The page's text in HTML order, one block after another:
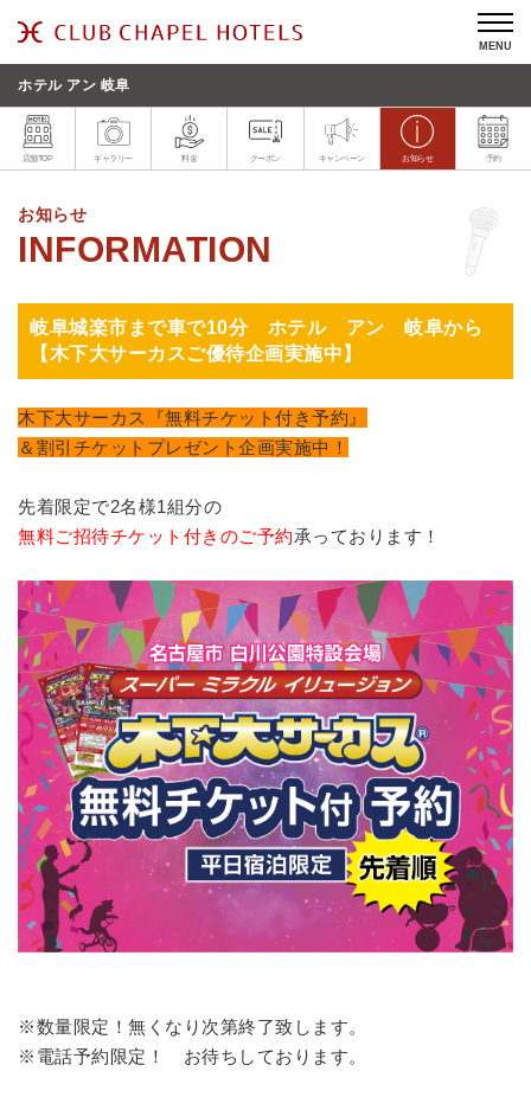
MENU
ホテル アン 岐阜
店舗TOP ギャラリー 料金 クーポン キャンペーン お知らせ 予約
お知らせ
岐阜城楽市まで車で10分 ホテル アン 岐阜から
【木下大サーカスご優待企画実施中】
木下大サーカス『無料チケット付き予約』
＆割引チケットプレゼント企画実施中！
先着限定で2名様1組分の
無料ご招待チケット付きのご予約承っております！
※数量限定！無くなり次第終了致します。
※電話予約限定！ お待ちしております。